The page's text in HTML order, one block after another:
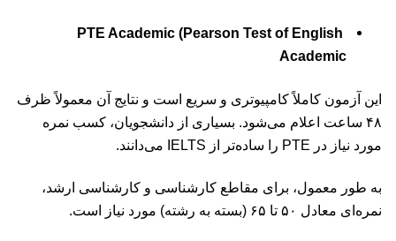
PTE Academic (Pearson Test of English
Academic
این آزمون کاملاً کامپیوتری و سریع است و نتایج آن معمولاً ظرف
۴۸ ساعت اعلام می‌شود. بسیاری از دانشجویان، کسب نمره
مورد نیاز در PTE را ساده‌تر از IELTS می‌دانند.
به طور معمول، برای مقاطع کارشناسی و کارشناسی ارشد،
نمره‌ای معادل ۵۰ تا ۶۵ (بسته به رشته) مورد نیاز است.